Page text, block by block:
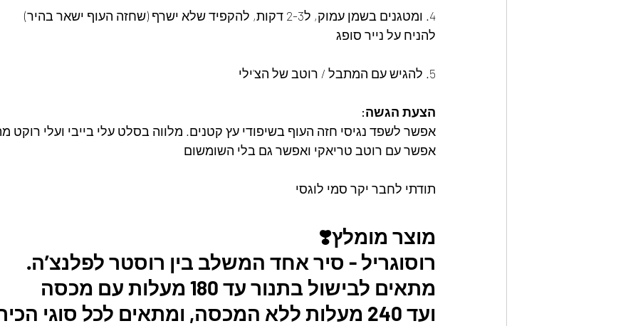
4. ומטגנים בשמן עמוק, ל2-3 דקות, להקפיד שלא ישרף (שחזה העוף ישאר בהיר)
להניח על נייר סופג
5. להגיש עם המתבל / רוטב של הצ'ילי
הצעת הגשה:
אפשר לשפד נגיסי חזה העוף בשיפודי עץ קטנים. מלווה בסלט עלי בייבי ועלי רוקט
אפשר עם רוטב טריאקי ואפשר גם בלי השומשום
תודתי לחבר יקר סמי לוגסי
מוצר מומלץ❣️
רוסוגריל - סיר אחד המשלב בין רוסטר לפלנצ’ה.
מתאים לבישול בתנור עד 180 מעלות עם מכסה
ועד 240 מעלות ללא המכסה, ומתאים לכל סוגי הכיריים.